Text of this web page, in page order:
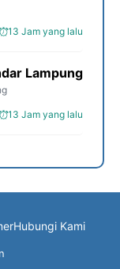
13 Jam yang lalu
Lampung
13 Jam yang lalu
Hubungi Kami